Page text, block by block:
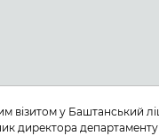
візитом у Баштанський
директора департаменту